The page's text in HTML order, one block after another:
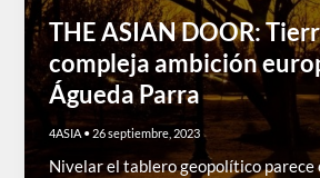
THE ASIAN DOOR:
compleja ambición
Águeda Parra
4ASIA • 26 septiembre, 2023
Nivelar el tablero geopolítico parece